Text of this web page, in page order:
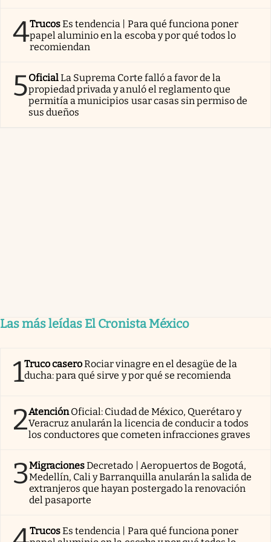
4TrucosEs tendencia | Para qué funciona poner
papel aluminio en la escoba y por qué todos lo
recomiendan
5OficialLa Suprema Corte falló a favor de la
propiedad privada y anuló el reglamento que
permitía a municipios usar casas sin permiso de
sus dueños
Las más leídas El Cronista México
1Truco caseroRociar vinagre en el desagüe de la
ducha: para qué sirve y por qué se recomienda
2AtenciónOficial: Ciudad de México, Querétaro y
Veracruz anularán la licencia de conducir a todos
los conductores que cometen infracciones graves
3MigracionesDecretado | Aeropuertos de Bogotá,
Medellín, Cali y Barranquilla anularán la salida de
extranjeros que hayan postergado la renovación
del pasaporte
TrucosEs tendencia | Para qué funciona poner